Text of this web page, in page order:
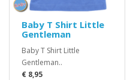
Baby T Shirt Little
Gentleman
Baby T Shirt Little
Gentleman..
€ 8,95